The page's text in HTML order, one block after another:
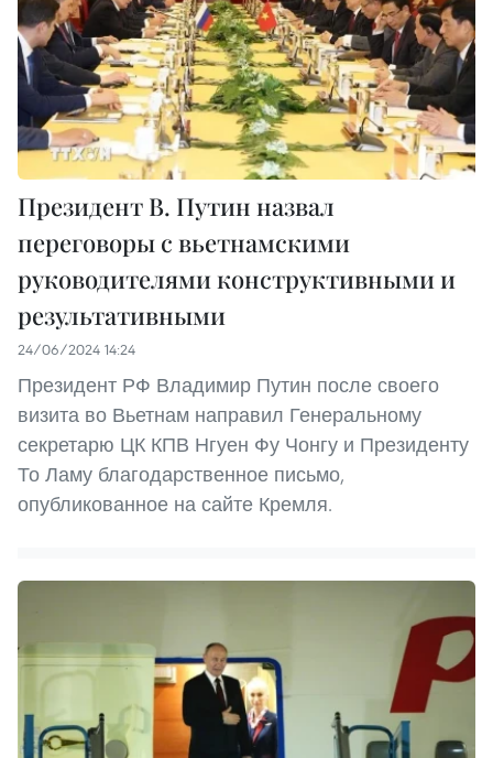
Президент В. Путин назвал
переговоры с вьетнамскими
руководителями конструктивными и
результативными
24/06/2024 14:24
Президент РФ Владимир Путин после своего
визита во Вьетнам направил Генеральному
секретарю ЦК КПВ Нгуен Фу Чонгу и Президенту
То Ламу благодарственное письмо,
опубликованное на сайте Кремля.